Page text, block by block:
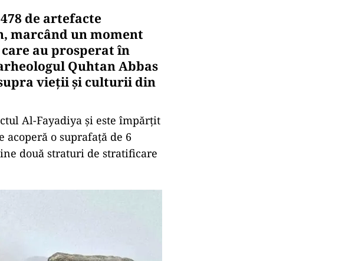
de artefacte
marcând un moment
au prosperat în
Quhtan Abbas
vieții și culturii din
Al-Fayadiya și este împărțit
acoperă o suprafață de 6
două straturi de stratificare